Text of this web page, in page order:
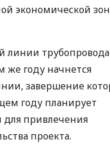
экономической
линии
же году начнется
завершение
году планирует
привлечения
проекта.